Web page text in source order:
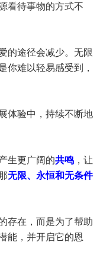
看待事物的方式不
的途径会减少。无限
你难以轻易感受到，
体验中，持续不断地
生更广阔的共鸣 ，让
无限、永恒和无条件
存在，而是为了帮助
能，并开启它的恩